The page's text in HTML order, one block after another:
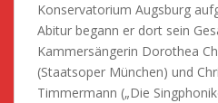
Konservatorium Augsburg
Abitur begann er dort sein
Kammersängerin Dorothea
(Staatsoper München) und
Timmermann („Die